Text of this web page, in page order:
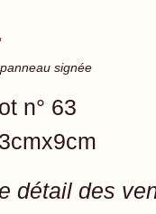
signée
n° 63
détail des